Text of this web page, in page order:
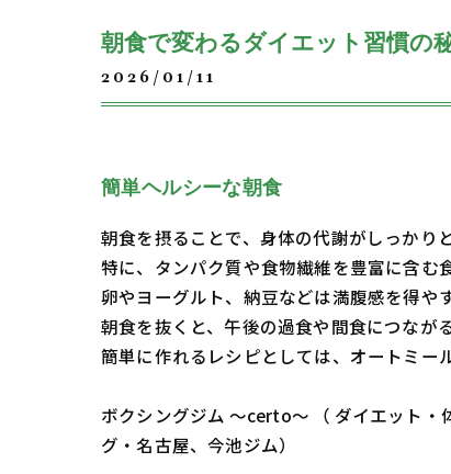
朝食で変わるダイエット習慣の
2026/01/11
簡単ヘルシーな朝食
朝食を摂ることで、身体の代謝がしっかり
特に、タンパク質や食物繊維を豊富に含む
卵やヨーグルト、納豆などは満腹感を得や
朝食を抜くと、午後の過食や間食につなが
簡単に作れるレシピとしては、オートミー
ボクシングジム ～certo～ （ ダイエット
グ・名古屋、今池ジム）